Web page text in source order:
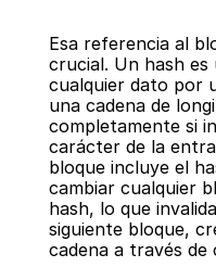
Esa referencia al
crucial. Un hash es
cualquier dato por
una cadena de
completamente si
carácter de la
bloque incluye el
cambiar cualquier
hash, lo que
siguiente bloque,
cadena a través de